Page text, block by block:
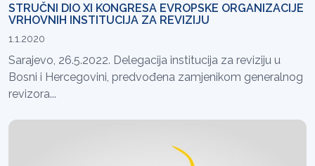
STRUČNI DIO XI KONGRESA EVROPSKE ORGANIZACIJE
VRHOVNIH INSTITUCIJA ZA REVIZIJU
1.1.2020
Sarajevo, 26.5.2022. Delegacija institucija za reviziju u
Bosni i Hercegovini, predvođena zamjenikom generalnog
revizora...